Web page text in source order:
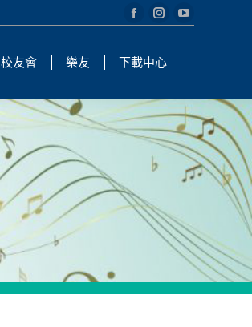
Facebook
opens
new
window
Instagram
opens
new
window
YouTube
new
window
校友會 樂友 下載中心